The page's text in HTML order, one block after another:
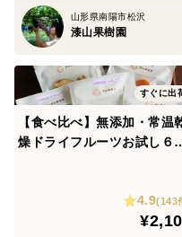
育てているほか、加温
みいただけます。
～斜面に広がるぶどう畑
先々代が山を切り開き
2,000㎡）のぶどう畑で
山形県南陽市松沢
漆山果樹園
すぐに出
【食べ比べ】無添加・常温
燥ドライフルーツお試し６
4.9(143